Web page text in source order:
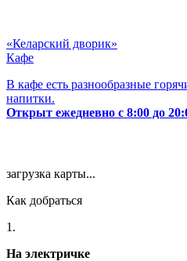
«Келарский дворик»
Кафе
В кафе есть разнообразные
напитки.
Открыт ежедневно с 8:00 до
загрузка карты...
Как добраться
1.
На электричке